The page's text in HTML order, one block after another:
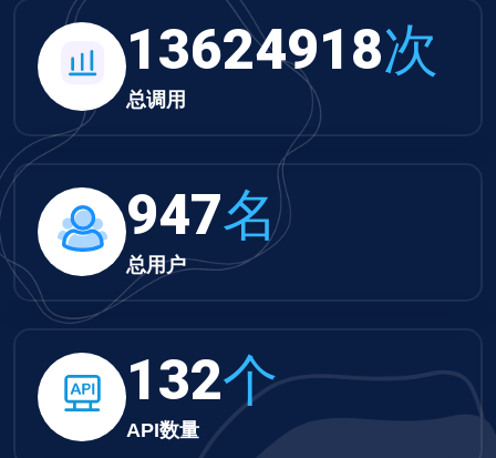
13624918次
总调用
947名
总用户
132个
API数量